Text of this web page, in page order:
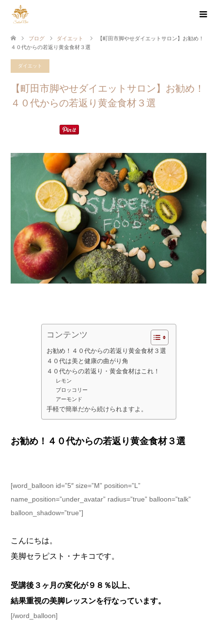
ブログ ダイエット
【町田市脚やせダイエットサロン】お勧め！
４０代からの若返り黄金食材３選
ダイエット
【町田市脚やせダイエットサロン】お勧め！
４０代からの若返り黄金食材３選
コンテンツ
お勧め！４０代からの若返り黄金食材３選
４０代は美と健康の曲がり角
４０代からの若返り・黄金食材はこれ！
レモン
ブロッコリー
アーモンド
手軽で簡単だから続けられますよ。
お勧め！４０代からの若返り黄金食材３選
[word_balloon id=”5″ size=”M” position=”L”
name_position=”under_avatar” radius=”true” balloon=”talk”
balloon_shadow=”true”]
こんにちは。
美脚セラピスト・ナキコです。
受講後３ヶ月の変化が９８％以上、
結果重視の美脚レッスンを行なっています。
[/word_balloon]